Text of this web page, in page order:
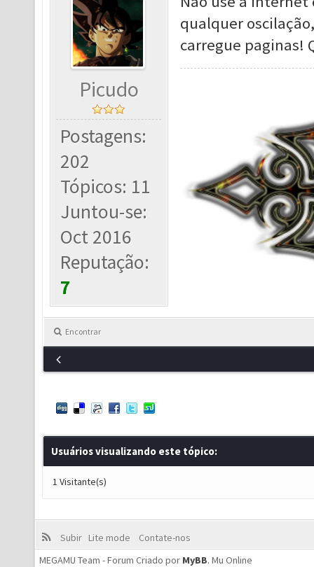
Picudo
Postagens:
202
Tópicos: 11
Juntou-se:
Oct 2016
Reputação:
7
qualquer
carregue paginas!
Encontrar
Usuários visualizando este tópico:
1 Visitante(s)
Subir Lite mode
Contate-nos
MEGAMU Team - Forum Criado por MyBB. Mu Online